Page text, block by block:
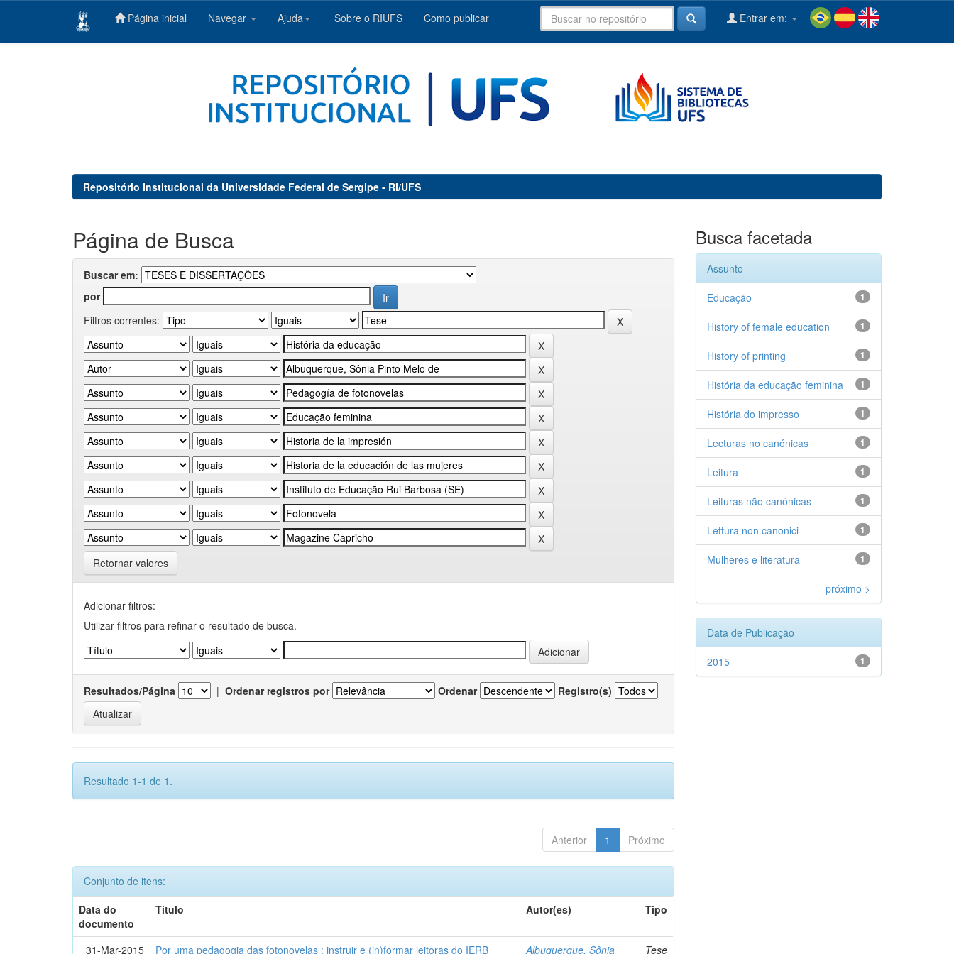
Página inicial Navegar Ajuda Sobre o RIUFS Como publicar Entrar em:
Repositório Institucional da Universidade Federal de Sergipe - RI/UFS
Página de Busca
Buscar em:
por
Filtros correntes:
Retornar valores
Adicionar filtros:
Utilizar filtros para refinar o resultado de busca.
Resultados/Página | Ordenar registros por Ordenar Registro(s)
Resultado 1-1 de 1.
Anterior 1 Próximo
Conjunto de itens:
Data do
documento
Título Autor(es) Tipo
31-Mar-2015 Por uma pedagogia das fotonovelas : instruir e (in)formar leitoras do IERB Albuquerque, Sônia Tese
Busca facetada
Assunto
1
Educação
1
History of female education
1
History of printing
1
História da educação feminina
1
História do impresso
1
Lecturas no canónicas
1
Leitura
1
Leituras não canônicas
1
Lettura non canonici
1
Mulheres e literatura
próximo >
Data de Publicação
1
2015